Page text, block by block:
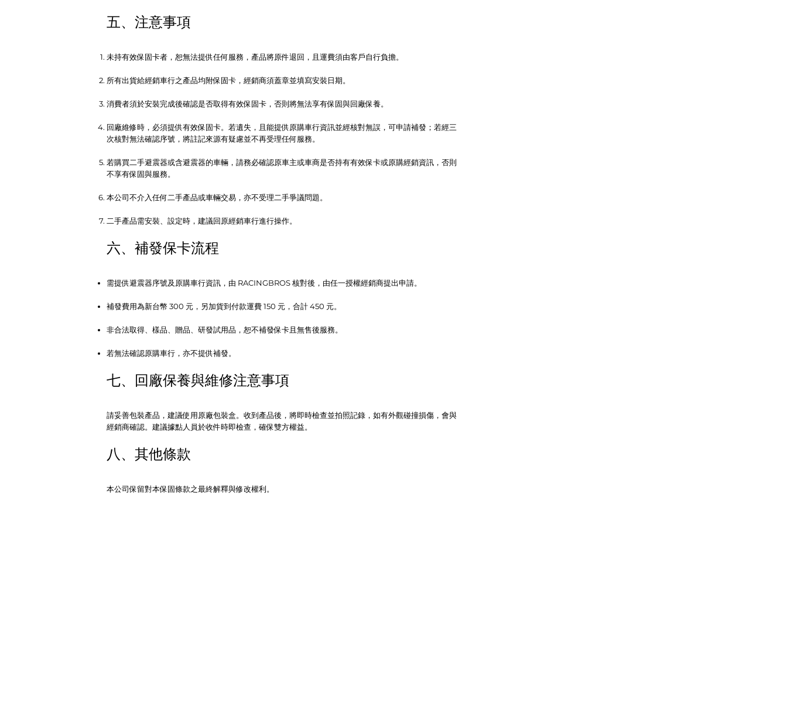
五、注意事項
未持有效保固卡者，恕無法提供任何服務，產品將原件退回，且運費須由客戶自行負擔。
所有出貨給經銷車行之產品均附保固卡，經銷商須蓋章並填寫安裝日期。
消費者須於安裝完成後確認是否取得有效保固卡，否則將無法享有保固與回廠保養。
回廠維修時，必須提供有效保固卡。若遺失，且能提供原購車行資訊並經核對無誤，可申請補發；若經三
次核對無法確認序號，將註記來源有疑慮並不再受理任何服務。
若購買二手避震器或含避震器的車輛，請務必確認原車主或車商是否持有有效保卡或原購經銷資訊，否則
不享有保固與服務。
本公司不介入任何二手產品或車輛交易，亦不受理二手爭議問題。
二手產品需安裝、設定時，建議回原經銷車行進行操作。
六、補發保卡流程
需提供避震器序號及原購車行資訊，由 RACINGBROS 核對後，由任一授權經銷商提出申請。
補發費用為新台幣 300 元，另加貨到付款運費 150 元，合計 450 元。
非合法取得、樣品、贈品、研發試用品，恕不補發保卡且無售後服務。
若無法確認原購車行，亦不提供補發。
七、回廠保養與維修注意事項
請妥善包裝產品，建議使用原廠包裝盒。收到產品後，將即時檢查並拍照記錄，如有外觀碰撞損傷，會與
經銷商確認。建議據點人員於收件時即檢查，確保雙方權益。
八、其他條款
本公司保留對本保固條款之最終解釋與修改權利。